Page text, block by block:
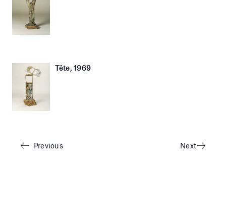
Tête, 1969
Previous Next